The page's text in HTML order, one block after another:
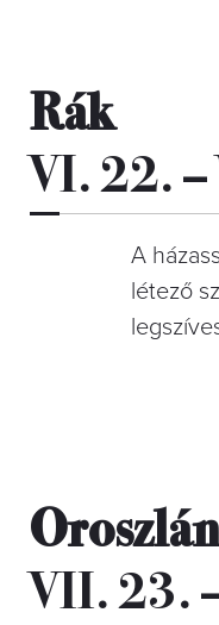
Rák
VI. 22.
A
létező
Oroszlán
VII. 23.